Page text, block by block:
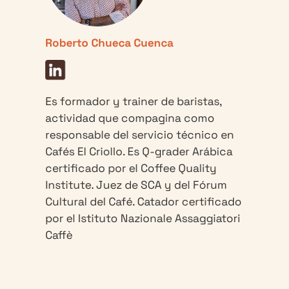
Roberto Chueca Cuenca
Es formador y trainer de baristas,
actividad que compagina como
responsable del servicio técnico en
Cafés El Criollo. Es Q-grader Arábica
certificado por el Coffee Quality
Institute. Juez de SCA y del Fórum
Cultural del Café. Catador certificado
por el Istituto Nazionale Assaggiatori
Caffè